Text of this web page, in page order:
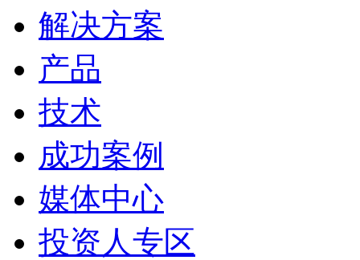
解决方案
产品
技术
成功案例
媒体中心
投资人专区